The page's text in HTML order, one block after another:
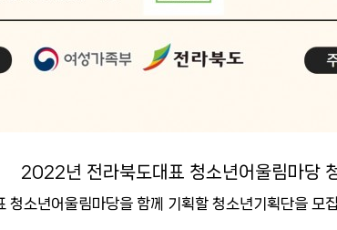
2022년 전라북도대표 청소년어울림마당
소년어울림마당을 함께 기획할 청소년기획단을 모